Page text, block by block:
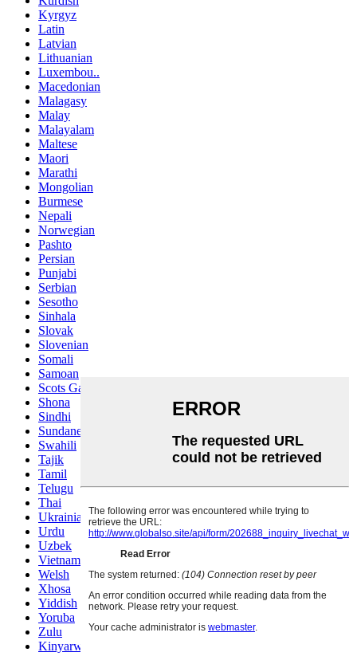
Kyrgyz
Latin
Latvian
Lithuanian
Luxembou..
Macedonian
Malagasy
Malay
Malayalam
Maltese
Maori
Marathi
Mongolian
Burmese
Nepali
Norwegian
Pashto
Persian
Punjabi
Serbian
Sesotho
Sinhala
Slovak
Slovenian
Somali
Samoan
Scots Gaelic
Shona
Sindhi
Sundanese
Swahili
Tajik
Tamil
Telugu
Thai
Ukrainian
Urdu
Uzbek
Vietnamese
Welsh
Xhosa
Yiddish
Yoruba
Zulu
Kinyarwanda